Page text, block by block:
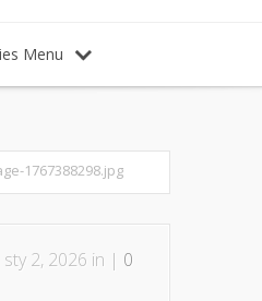
Menu
1767388298.jpg
2, 2026 in | 0